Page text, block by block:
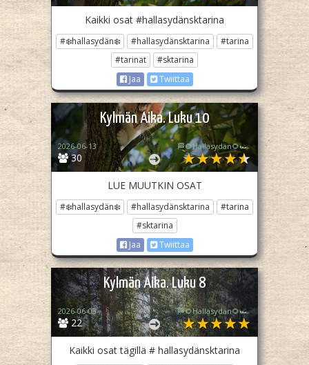
Kaikki osat #hallasydänsktarina
#❄️hallasydän❄️ #hallasydänsktarina
#tarina
#tarinat
#sktarina
Jaa
Twiittaa
Kylmän Aika. Luku 10
30
2026-06-13 🏁🌻Hallasydän🌻🏎️
LUE MUUTKIN OSAT
#❄️hallasydän❄️ #hallasydänsktarina
#tarina
#sktarina
Jaa
Twiittaa
Kylmän Aika. Luku 8
22
2026-06-03 🏁🌻Hallasydän🌻🏎️
Kaikki osat tägillä # hallasydänsktarina